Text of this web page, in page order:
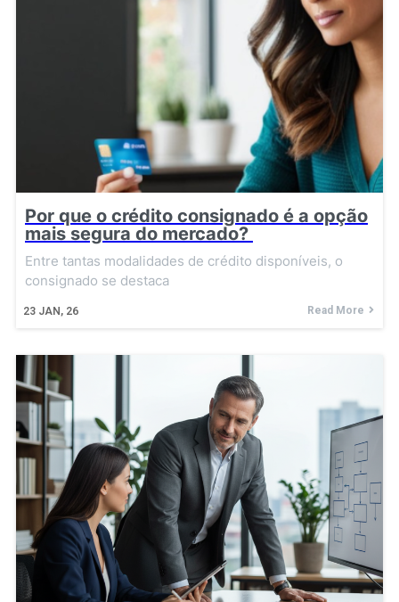
Por que o crédito consignado é a opção
mais segura do mercado?
23 JAN, 26
Entre tantas modalidades de crédito disponíveis, o
consignado se destaca
Read More